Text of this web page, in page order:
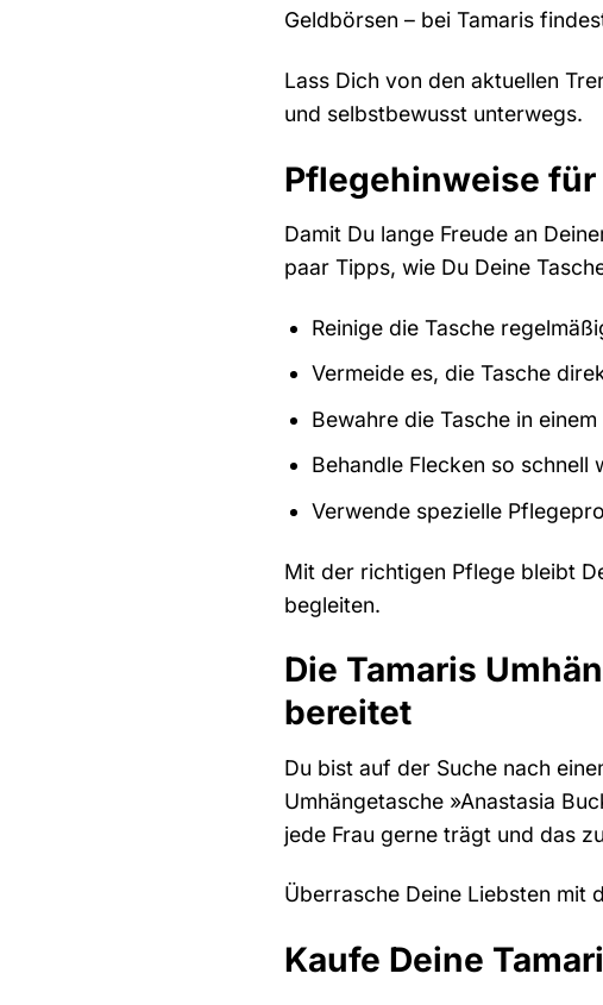
Geldbörsen – bei Tamaris
Lass Dich von den aktuellen
und selbstbewusst unterwegs.
Pflegehinweise für
Damit Du lange Freude an
paar Tipps, wie Du Deine
Reinige die Tasche
Vermeide es, die Tasche
Bewahre die Tasche in
Behandle Flecken so
Verwende spezielle
Mit der richtigen Pflege bleibt
begleiten.
Die Tamaris
bereitet
Du bist auf der Suche nach
Umhängetasche »Anastasia
jede Frau gerne trägt und das
Überrasche Deine Liebsten mit
Kaufe Deine